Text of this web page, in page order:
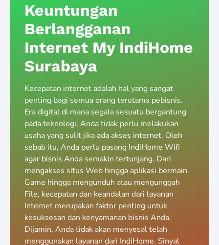
Keuntungan
Berlangganan
Internet My IndiHome
Surabaya
Kecepatan internet adalah hal yang sangat
penting bagi semua orang terutama pebisnis.
Era digital di mana segala sesuatu bergantung
pada teknologi, Anda tidak perlu melakukan
usaha yang sulit jika ada akses internet. Oleh
sebab itu, Anda perlu pasang IndiHome Wifi
agar bisnis Anda semakin tertunjang. Dari
mengakses situs Web hingga aplikasi bermain
Game hingga mengunduh atau mengunggah
File, kecepatan dan keandalan dari layanan
Internet merupakan faktor penting untuk
kesuksesan dan kenyamanan bisnis Anda.
Dijamin, Anda tidak akan menyesal telah
menggunakan layanan dari IndiHome. Sinyal